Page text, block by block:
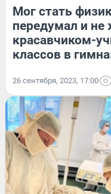
Мог стать
передумал и не
красавчиком-
классов в
26 сентября, 2023, 17:00